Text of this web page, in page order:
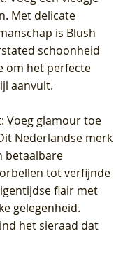
Met delicate
is Blush
schoonheid
om het perfecte
aanvult.
: Voeg glamour toe
Nederlandse merk
betaalbare
tot verfijnde
flair met
gelegenheid.
het sieraad dat